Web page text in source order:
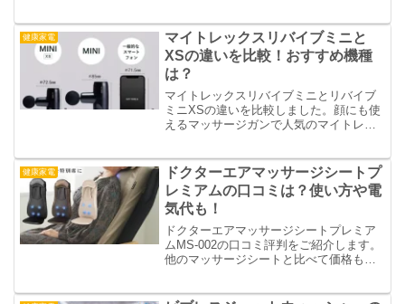
紹介。口コミや評判、使い方を調べてみ
ました。
健康家電
マイトレックスリバイブミニと
XSの違いを比較！おすすめ機種
は？
マイトレックスリバイブミニとリバイブ
ミニXSの違いを比較しました。顔にも使
えるマッサージガンで人気のマイトレッ
されました。違いを比較表にしたので参
考にしてください。
健康家電
ドクターエアマッサージシートプ
レミアムの口コミは？使い方や電
気代も！
ドクターエアマッサージシートプレミア
ムMS-002の口コミ評判をご紹介します。
他のマッサージシートと比べて価格も安